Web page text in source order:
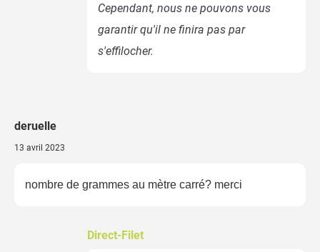
Filet anti insecte
+
Produits associés
Cependant, nous ne pouvons vous
garantir qu'il ne finira pas par
s'effilocher.
deruelle
13 avril 2023
nombre de grammes au mètre carré? merci
Direct-Filet